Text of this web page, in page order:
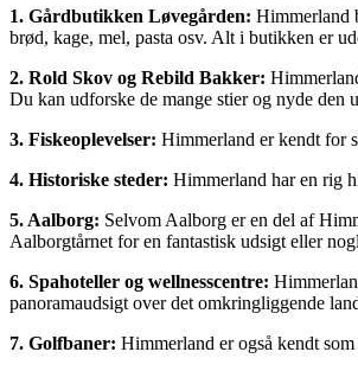
1. Gårdbutikken Løvegården: Himmerland
brød, kage, mel, pasta osv. Alt i butikken er
2. Rold Skov og Rebild Bakker:
Du kan udforske de mange stier og nyde den
3. Fiskeoplevelser: Himmerland er kendt for
4. Historiske steder: Himmerland har en rig
5. Aalborg: Selvom Aalborg er en del af
Aalborgtårnet for en fantastisk udsigt eller
6. Spahoteller og wellnesscentre:
panoramaudsigt over det omkringliggende
7. Golfbaner: Himmerland er også kendt